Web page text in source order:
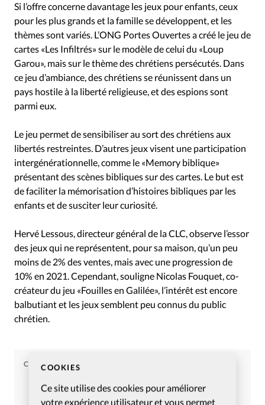
COOKIES
Ce site utilise des cookies pour améliorer
votre expérience utilisateur et vous permet
Si l’offre concerne davantage les jeux pour enfants, ceux
pour les plus grands et la famille se développent, et les
thèmes sont variés. L’ONG Portes Ouvertes a créé le jeu de
cartes «Les Infiltrés» sur le modèle de celui du «Loup
Garou», mais sur le thème des chrétiens persécutés. Dans
ce jeu d’ambiance, des chrétiens se réunissent dans un
pays hostile à la liberté religieuse, et des espions sont
parmi eux.
Le jeu permet de sensibiliser au sort des chrétiens aux
libertés restreintes. D’autres jeux visent une participation
intergénérationnelle, comme le «Memory biblique»
présentant des scènes bibliques sur des cartes. Le but est
de faciliter la mémorisation d’histoires bibliques par les
enfants et de susciter leur curiosité.
Hervé Lessous, directeur général de la CLC, observe l’essor
des jeux qui ne représentent, pour sa maison, qu’un peu
moins de 2% des ventes, mais avec une progression de
10% en 2021. Cependant, souligne Nicolas Fouquet, co-
créateur du jeu «Fouilles en Galilée», l’intérêt est encore
balbutiant et les jeux semblent peu connus du public
chrétien.
CHRISTIANISME AUJOURD'HUI
Christianisme Aujourd’hui